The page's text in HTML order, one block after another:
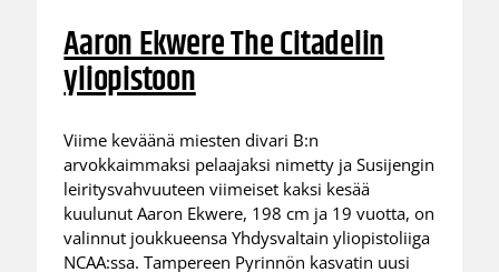
Aaron Ekwere The Citadelin
yliopistoon
Viime keväänä miesten divari B:n
arvokkaimmaksi pelaajaksi nimetty ja Susijengin
leiritysvahvuuteen viimeiset kaksi kesää
kuulunut Aaron Ekwere, 198 cm ja 19 vuotta, on
valinnut joukkueensa Yhdysvaltain yliopistoliiga
NCAA:ssa. Tampereen Pyrinnön kasvatin uusi